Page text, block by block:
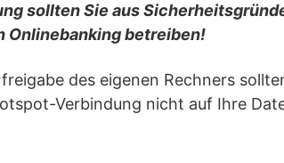
sollten Sie aus
Onlinebanking betreiben!
des eigenen Rechners
Verbindung nicht auf Ihre